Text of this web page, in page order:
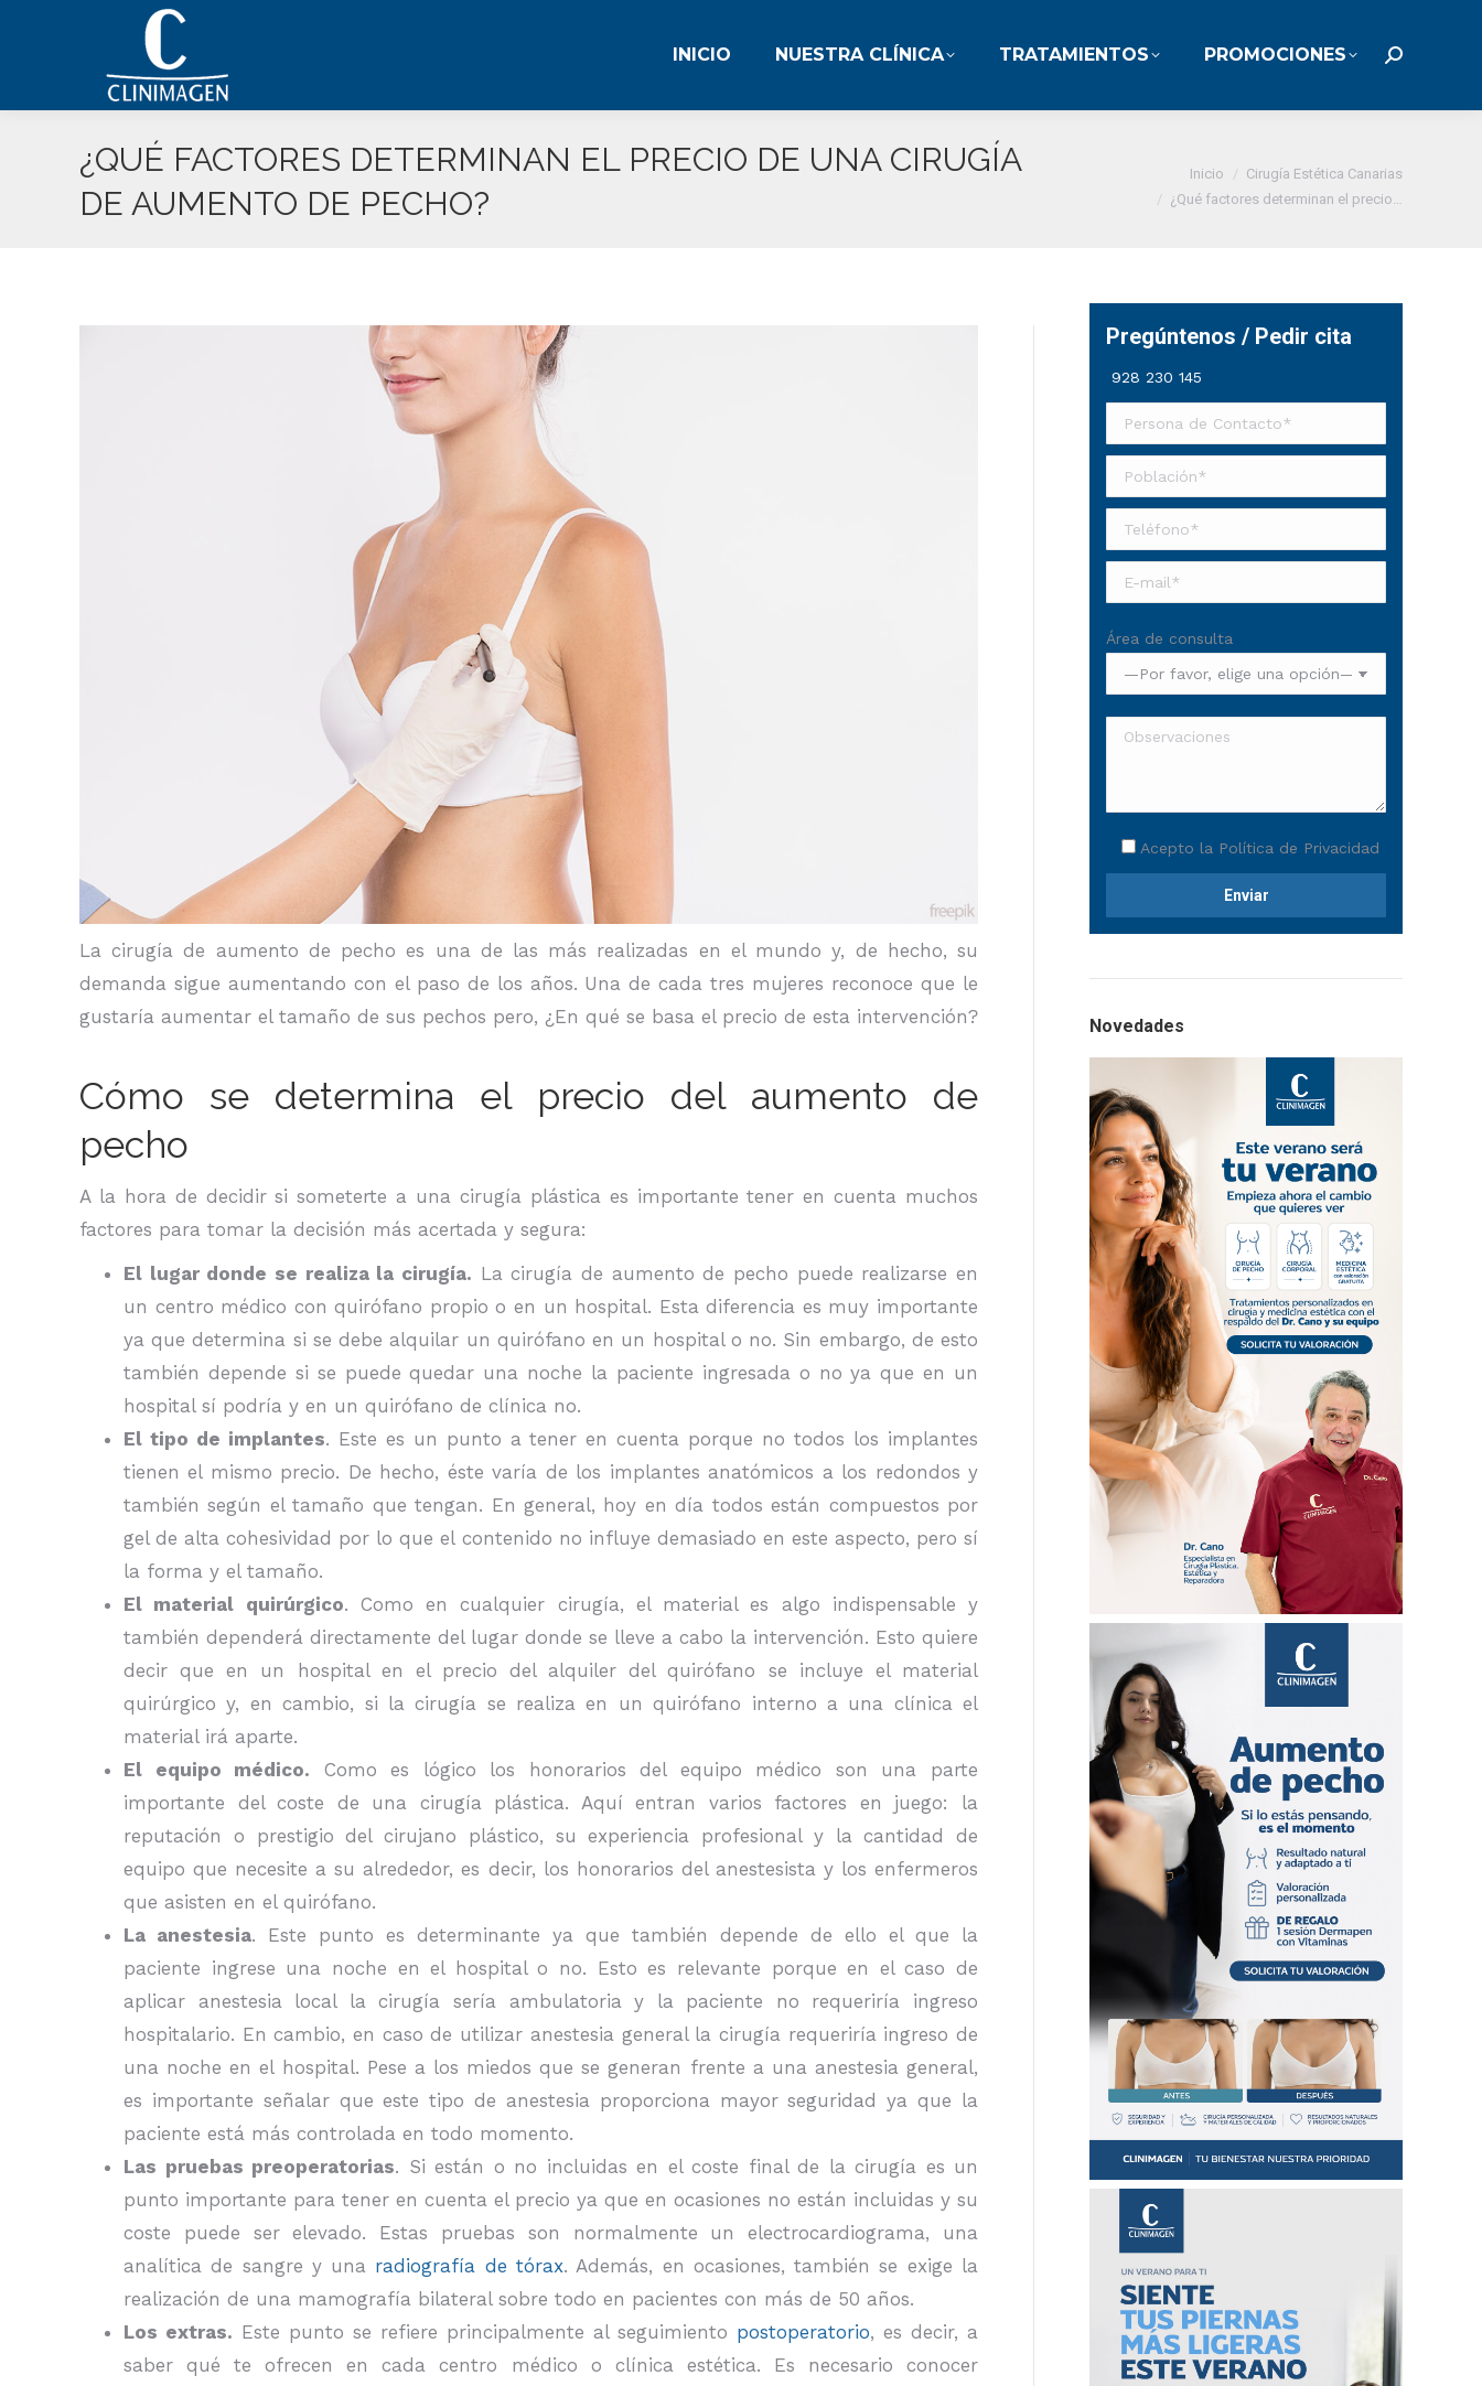
INICIO NUESTRA CLÍNICA TRATAMIENTOS PROMOCIONES Buscar:
¿QUÉ FACTORES DETERMINAN EL PRECIO DE UNA CIRUGÍA
DE AUMENTO DE PECHO?
Inicio
Cirugía Estética Canarias
¿Qué factores determinan el precio…
La cirugía de aumento de pecho es una de las más realizadas en el mundo y, de hecho, su
demanda sigue aumentando con el paso de los años. Una de cada tres mujeres reconoce que le
gustaría aumentar el tamaño de sus pechos pero, ¿En qué se basa el precio de esta intervención?
Cómo se determina el precio del aumento de
pecho
A la hora de decidir si someterte a una cirugía plástica es importante tener en cuenta muchos
factores para tomar la decisión más acertada y segura:
El lugar donde se realiza la cirugía. La cirugía de aumento de pecho puede realizarse en
un centro médico con quirófano propio o en un hospital. Esta diferencia es muy importante
ya que determina si se debe alquilar un quirófano en un hospital o no. Sin embargo, de esto
también depende si se puede quedar una noche la paciente ingresada o no ya que en un
hospital sí podría y en un quirófano de clínica no.
El tipo de implantes. Este es un punto a tener en cuenta porque no todos los implantes
tienen el mismo precio. De hecho, éste varía de los implantes anatómicos a los redondos y
también según el tamaño que tengan. En general, hoy en día todos están compuestos por
gel de alta cohesividad por lo que el contenido no influye demasiado en este aspecto, pero sí
la forma y el tamaño.
El material quirúrgico. Como en cualquier cirugía, el material es algo indispensable y
también dependerá directamente del lugar donde se lleve a cabo la intervención. Esto quiere
decir que en un hospital en el precio del alquiler del quirófano se incluye el material
quirúrgico y, en cambio, si la cirugía se realiza en un quirófano interno a una clínica el
material irá aparte.
El equipo médico. Como es lógico los honorarios del equipo médico son una parte
importante del coste de una cirugía plástica. Aquí entran varios factores en juego: la
reputación o prestigio del cirujano plástico, su experiencia profesional y la cantidad de
equipo que necesite a su alrededor, es decir, los honorarios del anestesista y los enfermeros
que asisten en el quirófano.
La anestesia. Este punto es determinante ya que también depende de ello el que la
paciente ingrese una noche en el hospital o no. Esto es relevante porque en el caso de
aplicar anestesia local la cirugía sería ambulatoria y la paciente no requeriría ingreso
hospitalario. En cambio, en caso de utilizar anestesia general la cirugía requeriría ingreso de
una noche en el hospital. Pese a los miedos que se generan frente a una anestesia general,
es importante señalar que este tipo de anestesia proporciona mayor seguridad ya que la
paciente está más controlada en todo momento.
Las pruebas preoperatorias. Si están o no incluidas en el coste final de la cirugía es un
punto importante para tener en cuenta el precio ya que en ocasiones no están incluidas y su
coste puede ser elevado. Estas pruebas son normalmente un electrocardiograma, una
analítica de sangre y una radiografía de tórax. Además, en ocasiones, también se exige la
realización de una mamografía bilateral sobre todo en pacientes con más de 50 años.
Los extras. Este punto se refiere principalmente al seguimiento postoperatorio, es decir, a
saber qué te ofrecen en cada centro médico o clínica estética. Es necesario conocer
Pregúntenos / Pedir cita
928 230 145
Área de consulta
Acepto la Política de Privacidad
Novedades
INICIO NUESTRA CLÍNICA TRATAMIENTOS PROMOCIONES Buscar: